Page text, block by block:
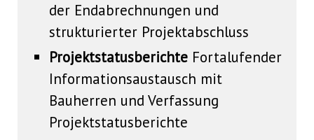
der Endabrechnungen und
strukturierter Projektabschluss
Projektstatusberichte Fortalufender
Informationsaustausch mit
Bauherren und Verfassung
Projektstatusberichte